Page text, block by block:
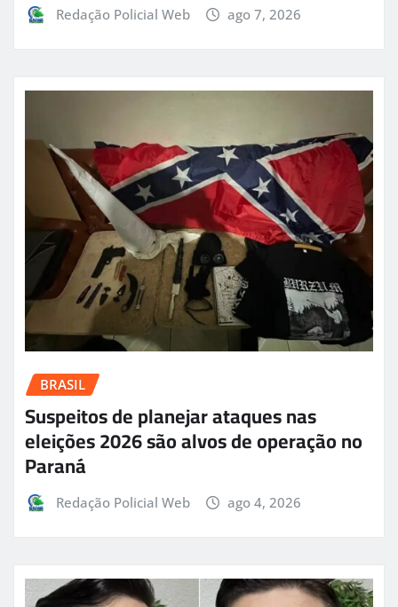
Redação Policial Web ago 7, 2026
BRASIL
Suspeitos de planejar ataques nas
eleições 2026 são alvos de operação no
Paraná
Redação Policial Web ago 4, 2026